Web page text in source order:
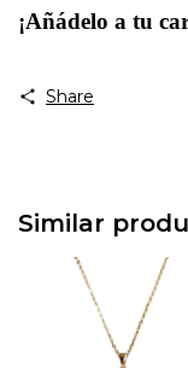
¡Añádelo a tu
Share
Similar